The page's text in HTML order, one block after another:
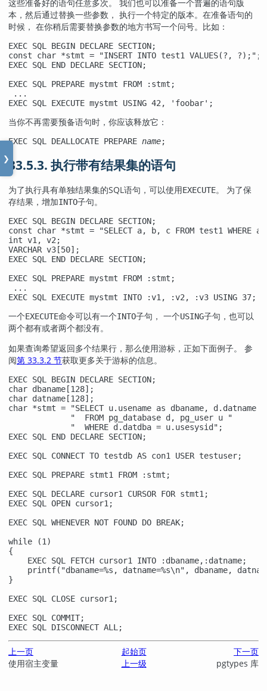
❯
这些准备好的语句任意多次。 我们也可以准备一个普遍的语句版
本，然后通过替换一些参数， 执行一个特定的版本。在准备语句的
时候， 在你稍后需要替换参数的地方书写一个问号。比如：
EXEC SQL BEGIN DECLARE SECTION;
const char *stmt = "INSERT INTO test1 VALUES(?, ?);";
EXEC SQL END DECLARE SECTION;
EXEC SQL PREPARE mystmt FROM :stmt;
...
EXEC SQL EXECUTE mystmt USING 42, 'foobar';
当你不再需要预备语句时，你应该释放它：
EXEC SQL DEALLOCATE PREPARE name;
33.5.3. 执行带有结果集的语句
为了执行具有单独结果集的SQL语句，可以使用EXECUTE。 为了保
存结果，增加INTO子句。
EXEC SQL BEGIN DECLARE SECTION;
const char *stmt = "SELECT a, b, c FROM test1 WHERE
int v1, v2;
VARCHAR v3[50];
EXEC SQL END DECLARE SECTION;
EXEC SQL PREPARE mystmt FROM :stmt;
...
EXEC SQL EXECUTE mystmt INTO :v1, :v2, :v3 USING 37;
一个EXECUTE命令可以有一个INTO子句， 一个USING子句，也可以
两个都有或者两个都没有。
如果查询希望返回多个结果行，那么使用游标，正如下面例子。 参
阅第 33.3.2 节获取更多关于游标的信息。
EXEC SQL BEGIN DECLARE SECTION;
char dbaname[128];
char datname[128];
char *stmt = "SELECT u.usename as dbaname, d.datname "
             "  FROM pg_database d, pg_user u "
             "  WHERE d.datdba = u.usesysid";
EXEC SQL END DECLARE SECTION;
EXEC SQL CONNECT TO testdb AS con1 USER testuser;
EXEC SQL PREPARE stmt1 FROM :stmt;
EXEC SQL DECLARE cursor1 CURSOR FOR stmt1;
EXEC SQL OPEN cursor1;
EXEC SQL WHENEVER NOT FOUND DO BREAK;
while (1)
{
    EXEC SQL FETCH cursor1 INTO :dbaname,:datname;
printf("dbaname=%s, datname=%s\n", dbaname,
}
EXEC SQL CLOSE cursor1;
EXEC SQL COMMIT;
EXEC SQL DISCONNECT ALL;
上一页 起始页
下一页
使用宿主变量
上一级 pgtypes 库